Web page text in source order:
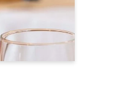
Marketing
Profilierung